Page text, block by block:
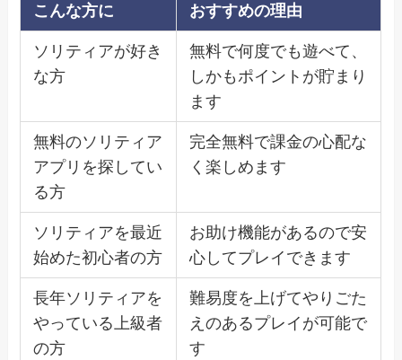
こんな方に おすすめの理由
ソリティアが好き
な方
無料で何度でも遊べて、
しかもポイントが貯まり
ます
無料のソリティア
アプリを探してい
る方
完全無料で課金の心配な
く楽しめます
ソリティアを最近
始めた初心者の方
お助け機能があるので安
心してプレイできます
長年ソリティアを
やっている上級者
の方
難易度を上げてやりごた
えのあるプレイが可能で
す